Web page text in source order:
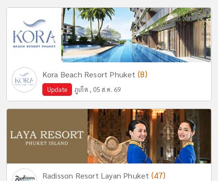
Kora Beach Resort Phuket (8)
Update ภูเก็ต , 05 ส.ค. 69
Radisson Resort Layan Phuket (47)